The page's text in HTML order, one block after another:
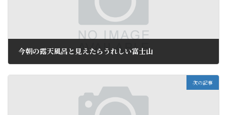
今朝の露天風呂と見えたらうれしい富士山
次の記事